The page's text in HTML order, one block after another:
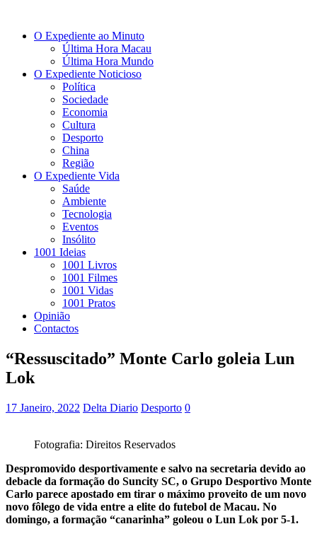
O Expediente ao Minuto
Última Hora Macau
Última Hora Mundo
O Expediente Noticioso
Política
Sociedade
Economia
Cultura
Desporto
China
Região
O Expediente Vida
Saúde
Ambiente
Tecnologia
Eventos
Insólito
1001 Ideias
1001 Livros
1001 Filmes
1001 Vidas
1001 Pratos
Opinião
Contactos
“Ressuscitado” Monte Carlo goleia Lun
Lok
17 Janeiro, 2022 Delta Diario Desporto 0
Fotografia: Direitos Reservados
Despromovido desportivamente e salvo na secretaria devido ao
debacle da formação do Suncity SC, o Grupo Desportivo Monte
Carlo parece apostado em tirar o máximo proveito de um novo
novo fôlego de vida entre a elite do futebol de Macau. No
domingo, a formação “canarinha” goleou o Lun Lok por 5-1.